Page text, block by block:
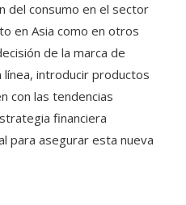
del consumo en el sector
en Asia como en otros
de la marca de
introducir productos
con las tendencias
financiera
para asegurar esta nueva